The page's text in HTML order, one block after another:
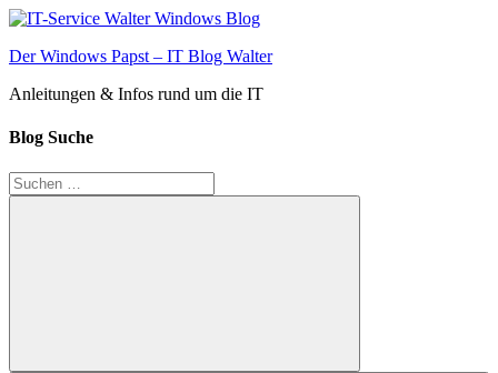
Zum
springen
Der Windows Papst – IT Blog Walter
Anleitungen & Infos rund um die IT
Blog Suche
Suchen
nach: